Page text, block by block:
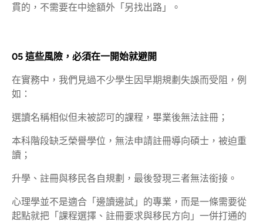
貫的，不需要在中途額外「另找出路」。
05 這些風險，必須在一開始就避開
在實務中，我們見過不少學生因早期規劃失誤而受阻，例
如：
選讀名稱相似但未被認可的課程，畢業後無法註冊；
本科階段缺乏榮譽學位，無法申請註冊導向碩士，被迫重
讀；
升學、註冊與移民各自規劃，最後發現三者無法銜接。
心理學並不是適合「邊讀邊試」的專業，而是一條需要從
起點就把「課程選擇、註冊要求與移民方向」一併打通的